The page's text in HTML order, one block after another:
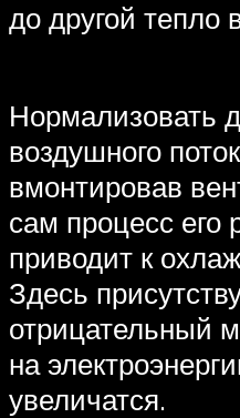
до другой тепло
Нормализовать
воздушного
вмонтировав
сам процесс его
приводит к
Здесь
отрицательный
на
увеличатся.